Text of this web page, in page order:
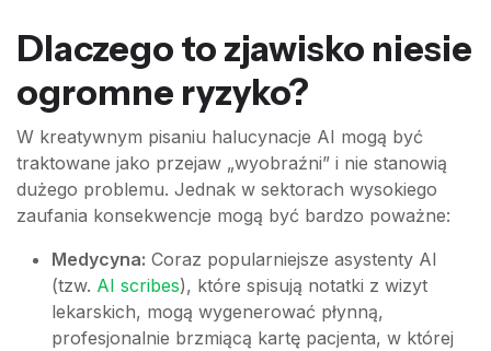
Dlaczego to zjawisko niesie
ogromne ryzyko?
W kreatywnym pisaniu halucynacje AI mogą być
traktowane jako przejaw „wyobraźni” i nie stanowią
dużego problemu. Jednak w sektorach wysokiego
zaufania konsekwencje mogą być bardzo poważne:
Medycyna: Coraz popularniejsze asystenty AI
(tzw. AI scribes), które spisują notatki z wizyt
lekarskich, mogą wygenerować płynną,
profesjonalnie brzmiącą kartę pacjenta, w której